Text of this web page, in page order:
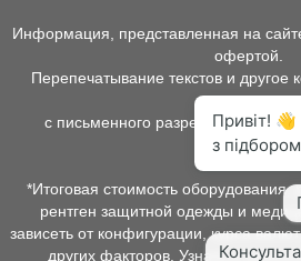
Информация, представленная на
офертой.
Перепечатывание текстов и другое
только
с письменного разрешения
*Итоговая стоимость
рентген защитной одежды и
зависеть от конфигурации, курса
других факторов. Узнать о